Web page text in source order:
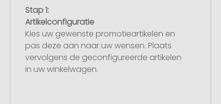
Stap 1:
Artikelconfiguratie
Kies uw gewenste promotieartikelen en
pas deze aan naar uw wensen. Plaats
vervolgens de geconfigureerde artikelen
in uw winkelwagen.